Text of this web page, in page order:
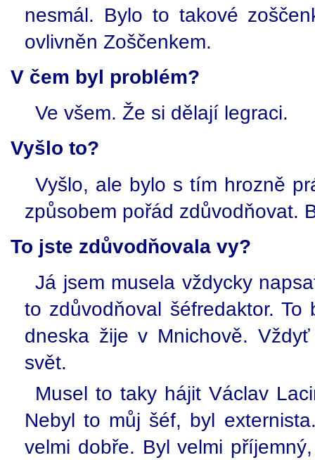
nesmál. Bylo to takové
ovlivněn Zoščenkem.
V čem byl problém?
Ve všem. Že si dělají legraci.
Vyšlo to?
Vyšlo, ale bylo s tím hrozně
způsobem pořád zdůvodňovat.
To jste zdůvodňovala vy?
Já jsem musela vždycky
to zdůvodňoval šéfredaktor. To
dneska žije v Mnichově.
svět.
Musel to taky hájit Václav
Nebyl to můj šéf, byl
velmi dobře. Byl velmi